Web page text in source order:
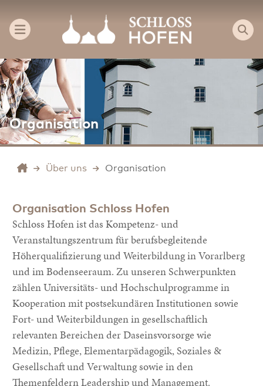
Organisation
Über uns Organisation
Organisation Schloss Hofen
Schloss Hofen ist das Kompetenz- und
Veranstaltungszentrum für berufsbegleitende
Höherqualifizierung und Weiterbildung in Vorarlberg
und im Bodenseeraum. Zu unseren Schwerpunkten
zählen Universitäts- und Hochschulprogramme in
Kooperation mit postsekundären Institutionen sowie
Fort- und Weiterbildungen in gesellschaftlich
relevanten Bereichen der Daseinsvorsorge wie
Medizin, Pflege, Elementarpädagogik, Soziales &
Gesellschaft und Verwaltung sowie in den
Themenfeldern Leadership und Management.